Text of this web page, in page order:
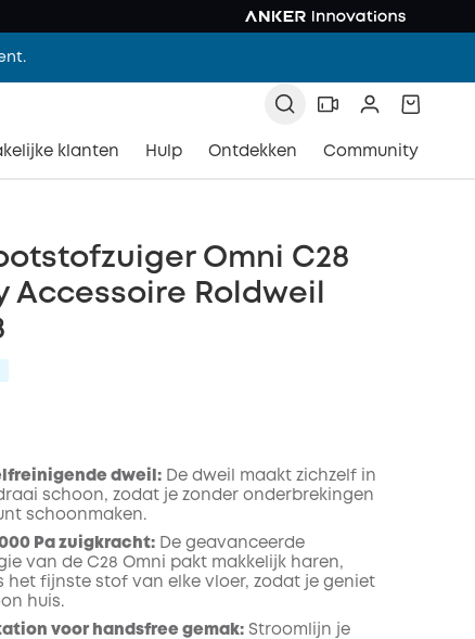
klanten Hulp Ontdekken Community
Omni C28
Accessoire Roldweil
dweil:De dweil maakt zichzelf in
schoon, zodat je zonder onderbrekingen
schoonmaken.
Pa zuigkracht:De geavanceerde
van de C28 Omni pakt makkelijk haren,
het fijnste stof van elke vloer, zodat je geniet
huis.
voor handsfree gemak:Stroomlijn je